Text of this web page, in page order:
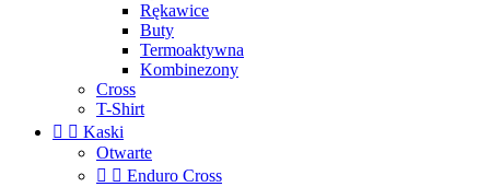
Rękawice
Buty
Termoaktywna
Kombinezony
Cross
T-Shirt
  Kaski
Otwarte
  Enduro Cross